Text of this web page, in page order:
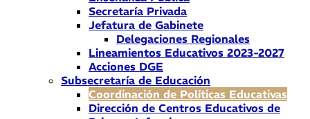
Secretaría Privada
Jefatura de Gabinete
Delegaciones Regionales
Lineamientos Educativos 2023-2027
Acciones DGE
Subsecretaría de Educación
Coordinación de Políticas Educativas
Dirección de Centros Educativos de